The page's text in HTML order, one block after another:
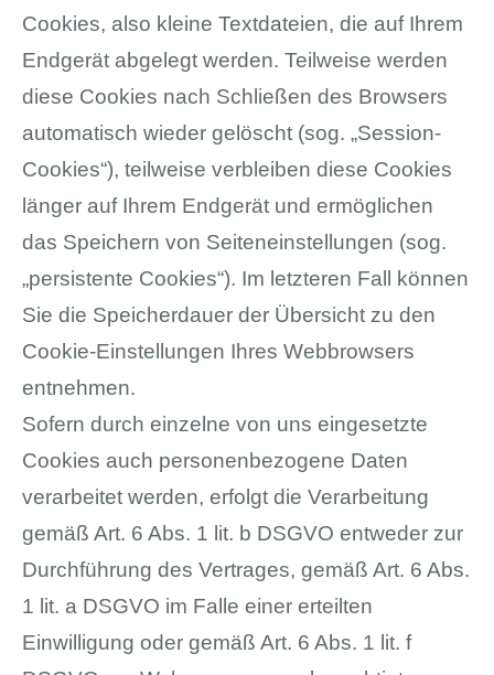
Cookies, also kleine Textdateien, die auf Ihrem
Endgerät abgelegt werden. Teilweise werden
diese Cookies nach Schließen des Browsers
automatisch wieder gelöscht (sog. „Session-
Cookies“), teilweise verbleiben diese Cookies
länger auf Ihrem Endgerät und ermöglichen
das Speichern von Seiteneinstellungen (sog.
„persistente Cookies“). Im letzteren Fall können
Sie die Speicherdauer der Übersicht zu den
Cookie-Einstellungen Ihres Webbrowsers
entnehmen.
Sofern durch einzelne von uns eingesetzte
Cookies auch personenbezogene Daten
verarbeitet werden, erfolgt die Verarbeitung
gemäß Art. 6 Abs. 1 lit. b DSGVO entweder zur
Durchführung des Vertrages, gemäß Art. 6 Abs.
1 lit. a DSGVO im Falle einer erteilten
Einwilligung oder gemäß Art. 6 Abs. 1 lit. f